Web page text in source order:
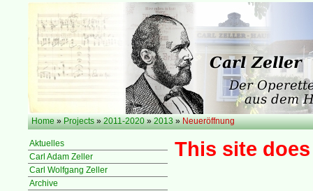
Home »Projects »2011-2020 »2013 »Neueröffnung
Aktuelles
Carl Adam Zeller
Carl Wolfgang Zeller
Archive
This site